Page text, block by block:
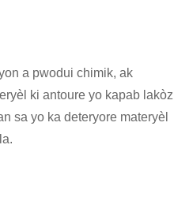
a pwodui chimik, ak
ki antoure yo kapab lakòz
sa yo ka deteryore materyèl